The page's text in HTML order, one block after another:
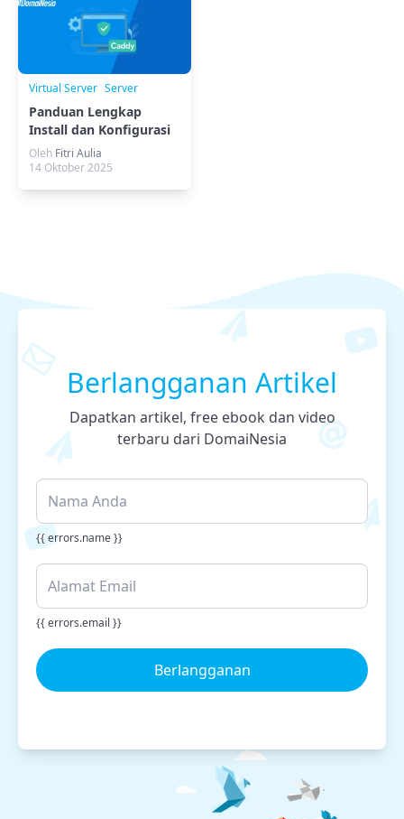
Virtual Server Server
Panduan Lengkap
Install dan Konfigurasi
Caddy Server
Oleh Fitri Aulia
14 Oktober 2025
Berlangganan Artikel
Dapatkan artikel, free ebook dan video
terbaru dari DomaiNesia
{{ errors.name }}
{{ errors.email }}
Berlangganan